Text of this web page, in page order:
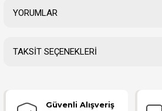
YORUMLAR
Yorum Yaz
TAKSİT SEÇENEKLERİ
Güvenli Alışveriş